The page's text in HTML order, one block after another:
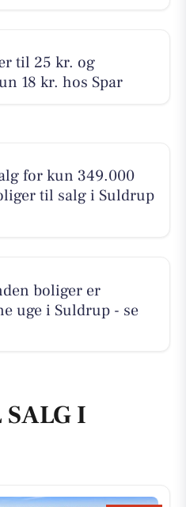
til 25 kr. og
18 kr. hos Spar
for kun 349.000
til salg i Suldrup
boliger er
uge i Suldrup - se
I